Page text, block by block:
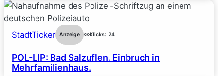
StadtTicker Anzeige Klicks: 24
POL-LIP: Bad Salzuflen. Einbruch in
Mehrfamilienhaus.